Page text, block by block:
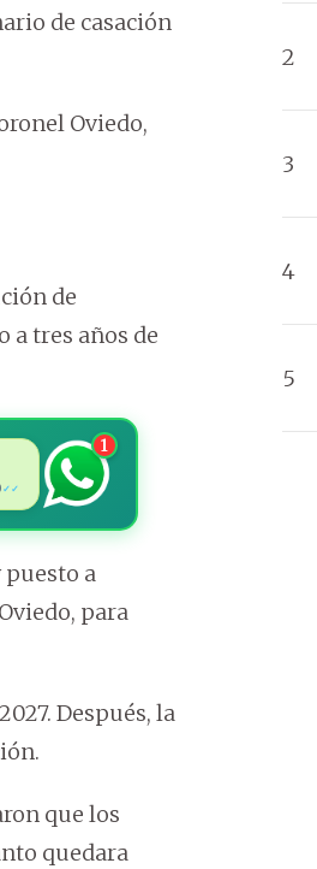
de casación
Oviedo,
de
tres años de
✓✓
1
a
para
Después, la
que los
quedara